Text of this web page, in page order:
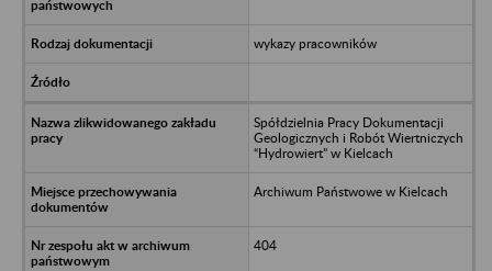
wykazy pracowników
Spółdzielnia Pracy Dokumentacji
Geologicznych i Robót Wiertniczych
“Hydrowiert” w Kielcach
Archiwum Państwowe w Kielcach
404